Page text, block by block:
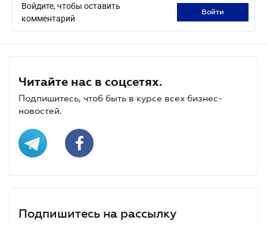
Войдите, чтобы оставить
комментарий
войти
Читайте нас в соцсетях.
Подпишитесь, чтоб быть в курсе всех бизнес-
новостей.
Подпишитесь на рассылку